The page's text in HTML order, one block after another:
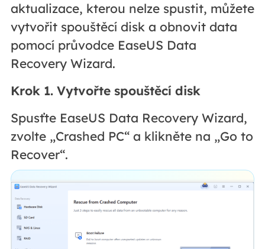
aktualizace, kterou nelze spustit, můžete
vytvořit spouštěcí disk a obnovit data
pomocí průvodce EaseUS Data
Recovery Wizard.
Krok 1. Vytvořte spouštěcí disk
Spusťte EaseUS Data Recovery Wizard,
zvolte „Crashed PC“ a klikněte na „Go to
Recover“.